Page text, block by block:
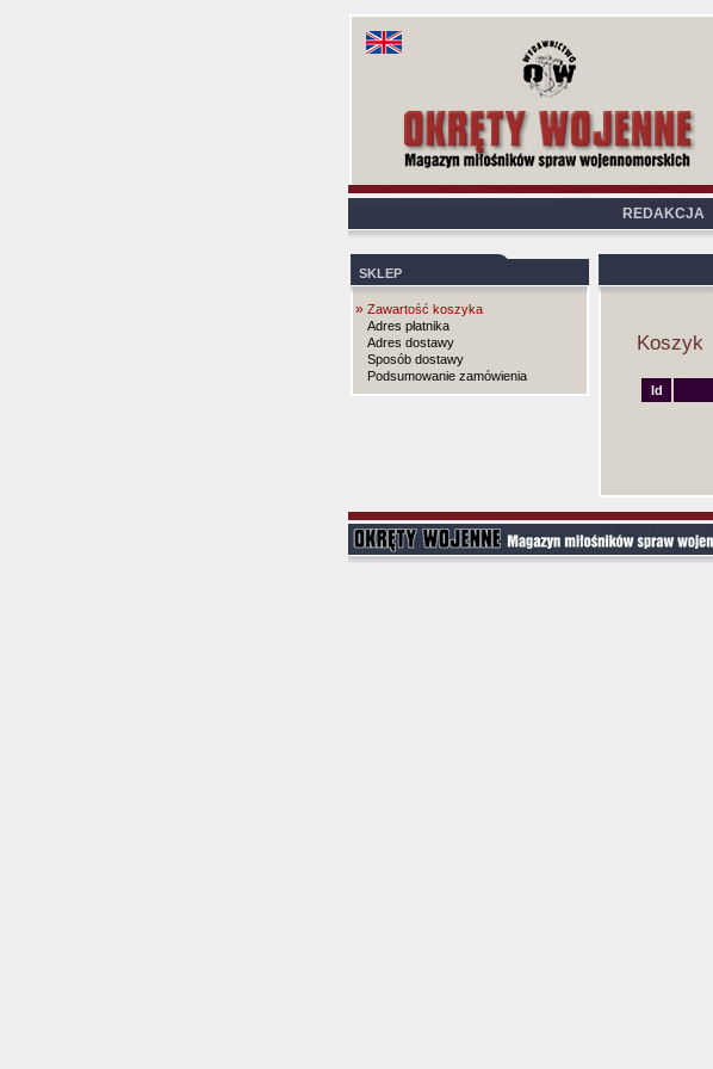
REDAKCJA
SKLEP
» Zawartość koszyka
Adres płatnika
Adres dostawy
Sposób dostawy
Podsumowanie zamówienia
Koszyk
Id